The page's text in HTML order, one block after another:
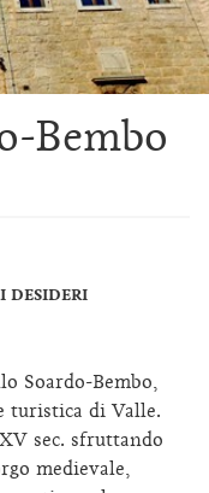
Bembo
DESIDERI
Soardo-Bembo,
turistica di Valle.
sec. sfruttando
medievale,